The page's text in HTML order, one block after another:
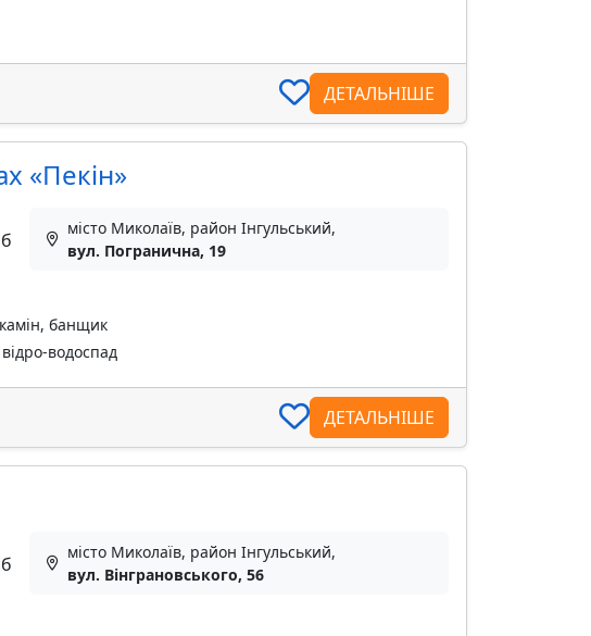
ДЕТАЛЬНІШЕ
«Пекін»
місто Миколаїв, район Інгульський,
вул. Погранична, 19
банщик
водоспад
ДЕТАЛЬНІШЕ
місто Миколаїв, район Інгульський,
вул. Вінграновського, 56